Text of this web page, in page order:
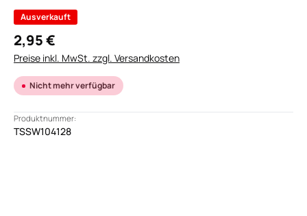
Ausverkauft
2,95 €
Preise inkl. MwSt. zzgl. Versandkosten
Nicht mehr verfügbar
Produktnummer:
TSSW104128